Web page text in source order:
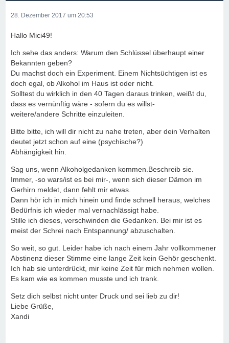
28. Dezember 2017 um 20:53
Hallo Mici49!
Ich sehe das anders: Warum den Schlüssel überhaupt einer
Bekannten geben?
Du machst doch ein Experiment. Einem Nichtsüchtigen ist es
doch egal, ob Alkohol im Haus ist oder nicht.
Solltest du wirklich in den 40 Tagen daraus trinken, weißt du,
dass es vernünftig wäre - sofern du es willst-
weitere/andere Schritte einzuleiten.
Bitte bitte, ich will dir nicht zu nahe treten, aber dein Verhalten
deutet jetzt schon auf eine (psychische?)
Abhängigkeit hin.
Sag uns, wenn Alkoholgedanken kommen.Beschreib sie.
Immer, -so wars/ist es bei mir-, wenn sich dieser Dämon im
Gerhirn meldet, dann fehlt mir etwas.
Dann hör ich in mich hinein und finde schnell heraus, welches
Bedürfnis ich wieder mal vernachlässigt habe.
Stille ich dieses, verschwinden die Gedanken. Bei mir ist es
meist der Schrei nach Entspannung/ abzuschalten.
So weit, so gut. Leider habe ich nach einem Jahr vollkommener
Abstinenz dieser Stimme eine lange Zeit kein Gehör geschenkt.
Ich hab sie unterdrückt, mir keine Zeit für mich nehmen wollen.
Es kam wie es kommen musste und ich trank.
Setz dich selbst nicht unter Druck und sei lieb zu dir!
Liebe Grüße,
Xandi